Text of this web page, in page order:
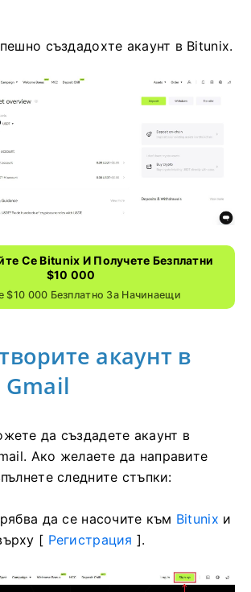
създадохте акаунт в Bitunix.
Се Bitunix И Получете Безплатни
$10 000
$10 000 Безплатно За Начинаещи
акаунт в
да създадете акаунт в
Ако желаете да направите
следните стъпки:
да се насочите към Bitunix и
[ Регистрация ].